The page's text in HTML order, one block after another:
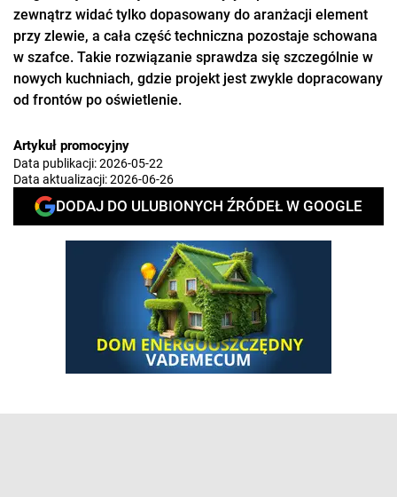
zewnątrz widać tylko dopasowany do aranżacji element
przy zlewie, a cała część techniczna pozostaje schowana
w szafce. Takie rozwiązanie sprawdza się szczególnie w
nowych kuchniach, gdzie projekt jest zwykle dopracowany
od frontów po oświetlenie.
Artykuł promocyjny
Data publikacji:2026-05-22
Data aktualizacji:2026-06-26
DODAJ DO ULUBIONYCH ŹRÓDEŁ W GOOGLE